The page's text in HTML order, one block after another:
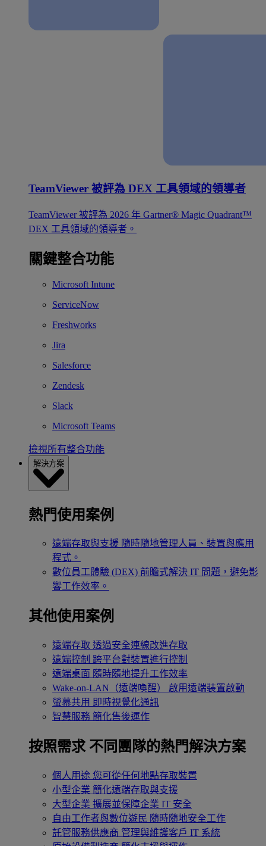
TeamViewer 被評為 DEX 工具領域的領導者
TeamViewer 被評為 2026 年 Gartner® Magic Quadrant™
DEX 工具領域的領導者。
關鍵整合功能
Microsoft Intune
ServiceNow
Freshworks
Jira
Salesforce
Zendesk
Slack
Microsoft Teams
檢視所有整合功能
解決方案
熱門使用案例
遠端存取與支援 隨時隨地管理人員、裝置與應用
程式。
數位員工體驗 (DEX) 前瞻式解決 IT 問題，避免影
響工作效率。
其他使用案例
遠端存取 透過安全連線改進存取
遠端控制 跨平台對裝置進行控制
遠端桌面 隨時隨地提升工作效率
Wake-on-LAN（遠端喚醒）
啟用遠端裝置啟動
螢幕共用 即時視覺化通訊
智慧服務 簡化售後運作
按照需求 不同團隊的熱門解決方案
個人用途 您可從任何地點存取裝置
小型企業 簡化遠端存取與支援
大型企業 擴展並保障企業 IT 安全
自由工作者與數位遊民 隨時隨地安全工作
託管服務供應商 管理與維護客戶 IT 系統